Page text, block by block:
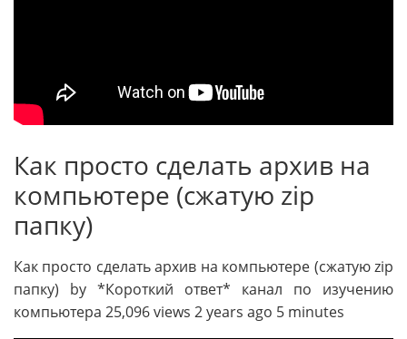
Как просто сделать архив на
компьютере (cжатую zip
папку)
Как просто сделать архив на компьютере (cжатую zip
папку) by *Короткий ответ* канал по изучению
компьютера 25,096 views 2 years ago 5 minutes